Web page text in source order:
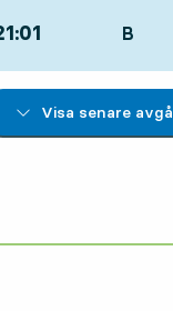
LÄGE,
B
Visa senare